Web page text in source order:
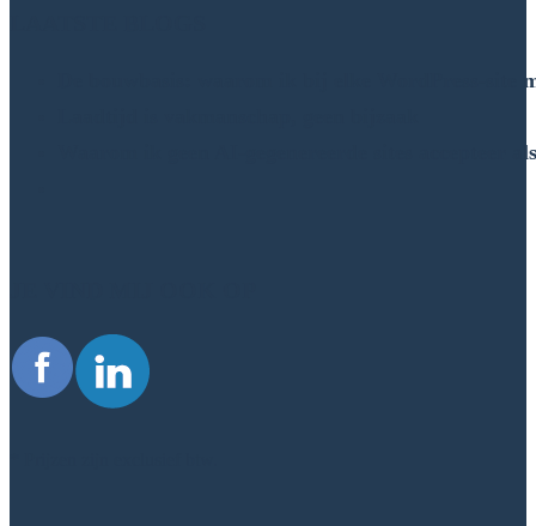
De bouwbasis: waarom ik bij elke WordPress-site
Waarom ik geen AI-gegenereerde sites accepteer